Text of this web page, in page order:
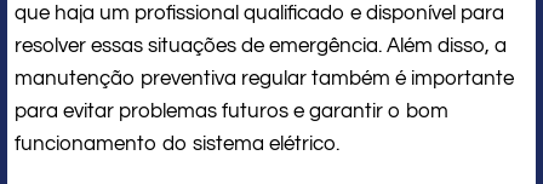
que haja um profissional qualificado e disponível para
resolver essas situações de emergência. Além disso, a
manutenção preventiva regular também é importante
para evitar problemas futuros e garantir o bom
funcionamento do sistema elétrico.